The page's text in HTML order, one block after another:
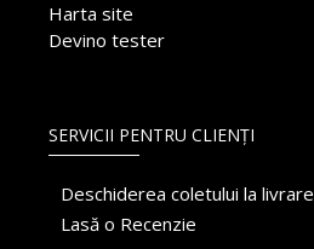
Harta site
Devino tester
SERVICII PENTRU CLIENȚI
Deschiderea coletului la livrare
Lasă o Recenzie